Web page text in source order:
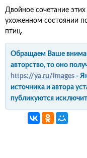
Двойное сочетание
ухоженном состоянии
птиц.
Обращаем Ваше
авторство, то оно
https://ya.ru/images -
источника и автора
публикуются